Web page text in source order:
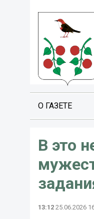
О ГАЗЕТЕ
В это
13:12 25.06.2026